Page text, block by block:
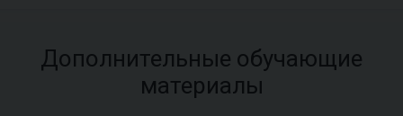
Дополнительные обучающие
материалы